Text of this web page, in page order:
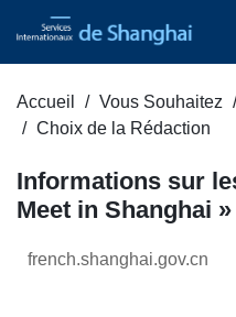
Accueil Vous Souhaitez
Choix de la Rédaction
Informations sur
Meet in Shanghai
french.shanghai.gov.cn